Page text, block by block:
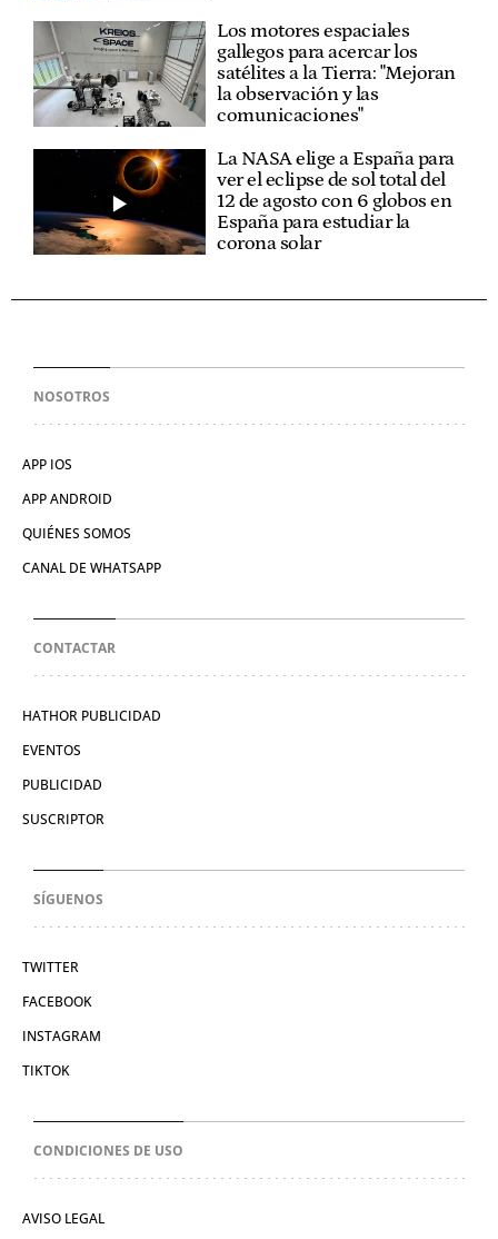
Los motores espaciales
gallegos para acercar los
satélites a la Tierra: "Mejoran
la observación y las
comunicaciones"
La NASA elige a España para
ver el eclipse de sol total del
12 de agosto con 6 globos en
España para estudiar la
corona solar
NOSOTROS
APP IOS
APP ANDROID
QUIÉNES SOMOS
CANAL DE WHATSAPP
CONTACTAR
HATHOR PUBLICIDAD
EVENTOS
PUBLICIDAD
SUSCRIPTOR
SÍGUENOS
TWITTER
FACEBOOK
INSTAGRAM
TIKTOK
CONDICIONES DE USO
AVISO LEGAL